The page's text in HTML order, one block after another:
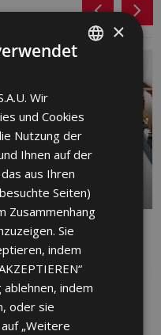
FRONT
FEINSTEINZEUG
GERMAN
PORTUGUESE
×
Wir
und Cookies
Nutzung der
Ihnen auf der
aus Ihren
Seiten)
Zusammenhang
Sie
indem
indem
oder sie
„Weitere